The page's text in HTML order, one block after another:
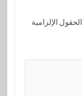
الحقول الإلزامية